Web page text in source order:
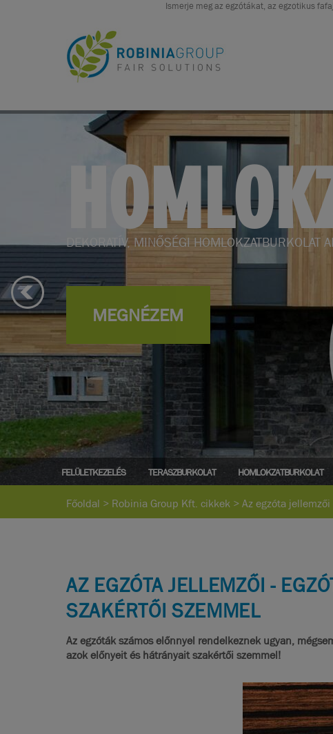
Ismerje meg az egzótákat, az egzotikus
KERTI BÚTOROK, KERTÉPÍTÉS
MEGNÉZEM
FELÜLETKEZELÉS TERASZBURKOLAT HOMLOKZATBURKOLAT
Főoldal > Robinia Group Kft. cikkek >Az egzóta
AZ EGZÓTA JELLEMZŐI -
SZAKÉRTŐI SZEMMEL
Az egzóták számos előnnyel rendelkeznek ugyan,
azok előnyeit és hátrányait szakértői szemmel!